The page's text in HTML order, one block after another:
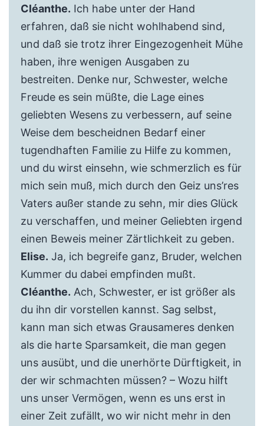
Cléanthe. Ich habe unter der Hand
erfahren, daß sie nicht wohlhabend sind,
und daß sie trotz ihrer Eingezogenheit Mühe
haben, ihre wenigen Ausgaben zu
bestreiten. Denke nur, Schwester, welche
Freude es sein müßte, die Lage eines
geliebten Wesens zu verbessern, auf seine
Weise dem bescheidnen Bedarf einer
tugendhaften Familie zu Hilfe zu kommen,
und du wirst einsehn, wie schmerzlich es für
mich sein muß, mich durch den Geiz uns’res
Vaters außer stande zu sehn, mir dies Glück
zu verschaffen, und meiner Geliebten irgend
einen Beweis meiner Zärtlichkeit zu geben.
Elise. Ja, ich begreife ganz, Bruder, welchen
Kummer du dabei empfinden mußt.
Cléanthe. Ach, Schwester, er ist größer als
du ihn dir vorstellen kannst. Sag selbst,
kann man sich etwas Grausameres denken
als die harte Sparsamkeit, die man gegen
uns ausübt, und die unerhörte Dürftigkeit, in
der wir schmachten müssen? – Wozu hilft
uns unser Vermögen, wenn es uns erst in
einer Zeit zufällt, wo wir nicht mehr in den